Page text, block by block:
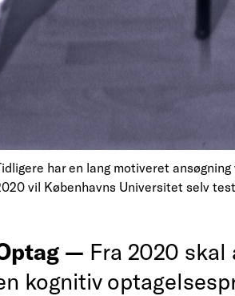
har en lang motiveret
vil Københavns Universitet selv
— Fra 2020
kognitiv